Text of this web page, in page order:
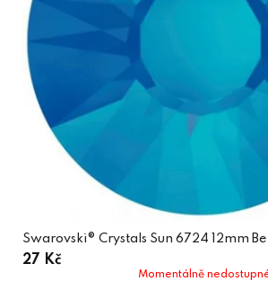
Swarovski® Crystals Sun 6724 12mm
27 Kč
Momentálně